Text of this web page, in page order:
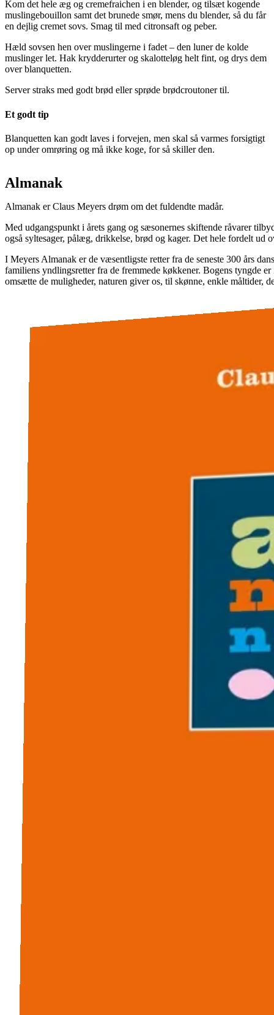
Kom det hele æg og cremefraichen i en blender, og tilsæt kogende
muslingebouillon samt det brunede smør, mens du blender, så du får
en dejlig cremet sovs. Smag til med citronsaft og peber.
Hæld sovsen hen over muslingerne i fadet – den luner de kolde
muslinger let. Hak krydderurter og skalotteløg helt fint, og drys dem
over blanquetten.
Server straks med godt brød eller sprøde brødcroutoner til.
Et godt tip
Blanquetten kan godt laves i forvejen, men skal så varmes forsigtigt
op under omrøring og må ikke koge, for så skiller den.
Almanak
Almanak er Claus Meyers drøm om det fuldendte madår.
Med udgangspunkt i årets gang og sæsonernes skiftende råvarer
også syltesager, pålæg, drikkelse, brød og kager. Det hele fordelt ud
I Meyers Almanak er de væsentligste retter fra de seneste 300 års
familiens yndlingsretter fra de fremmede køkkener. Bogens tyngde
omsætte de muligheder, naturen giver os, til skønne, enkle måltider,